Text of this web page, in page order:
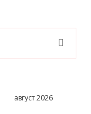
август 2026